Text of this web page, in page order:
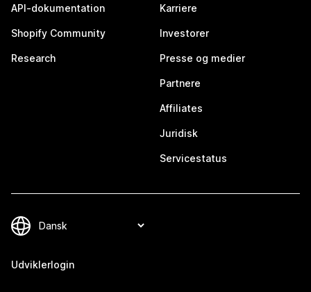
API-dokumentation
Shopify Community
Research
Karriere
Investorer
Presse og medier
Partnere
Affiliates
Juridisk
Servicestatus
Udviklerlogin